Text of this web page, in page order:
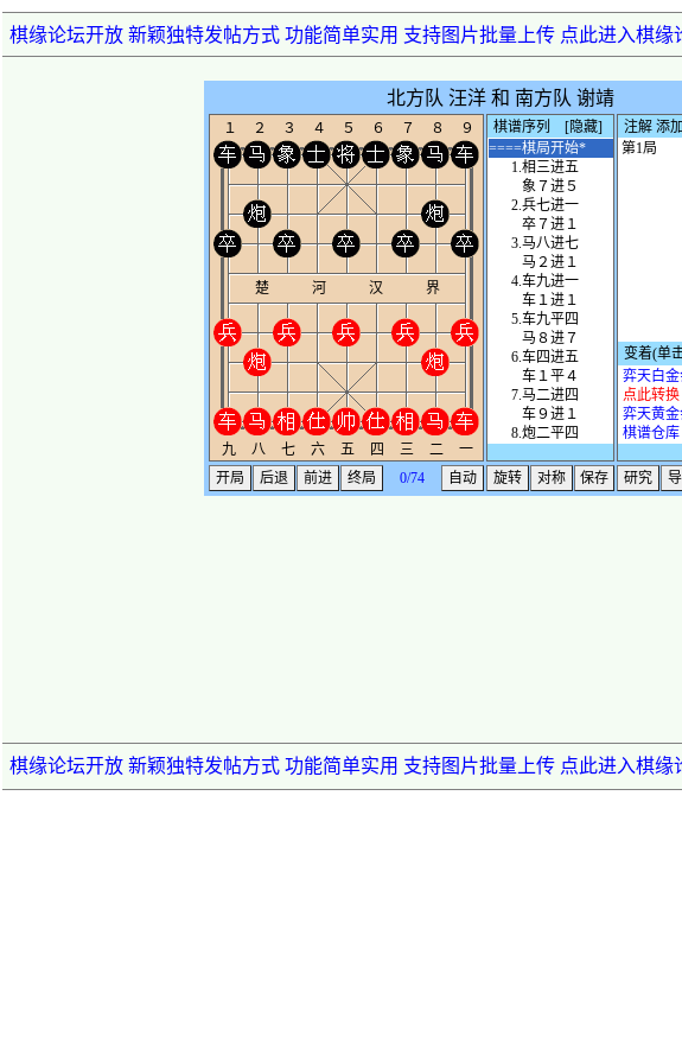
棋缘论坛开放 新颖独特发帖方式 功能简单实用 支持图片批量上传 点此进入棋缘
棋缘论坛开放 新颖独特发帖方式 功能简单实用 支持图片批量上传 点此进入棋缘